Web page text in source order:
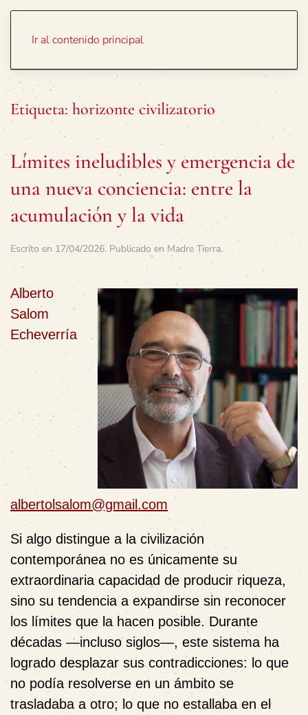
Ir al contenido principal
Etiqueta: horizonte civilizatorio
Límites ineludibles y emergencia de
una nueva conciencia: entre la
acumulación y la vida
Escrito en 17/04/2026. Publicado en Madre Tierra.
Alberto
Salom
Echeverría
albertolsalom@gmail.com
Si algo distingue a la civilización
contemporánea no es únicamente su
extraordinaria capacidad de producir riqueza,
sino su tendencia a expandirse sin reconocer
los límites que la hacen posible. Durante
décadas —incluso siglos—, este sistema ha
logrado desplazar sus contradicciones: lo que
no podía resolverse en un ámbito se
trasladaba a otro; lo que no estallaba en el